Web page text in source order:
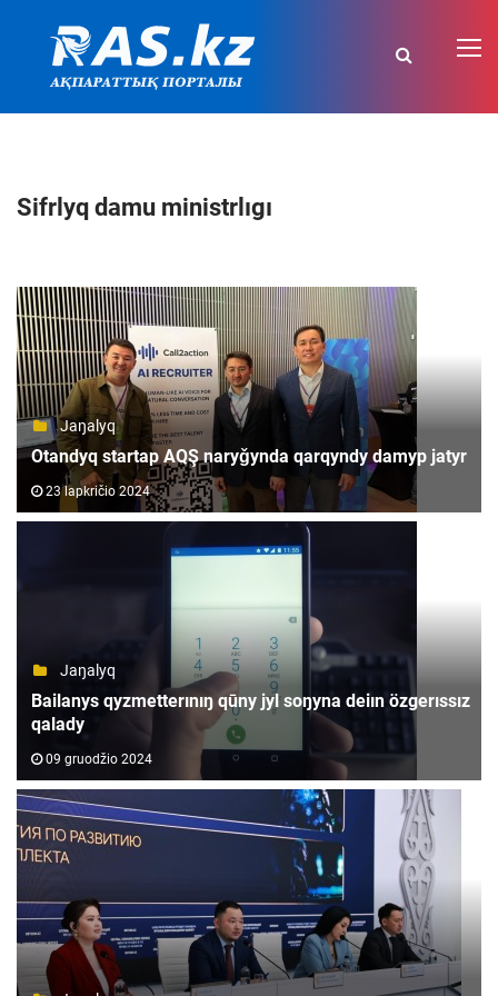
Sifrlyq damu ministrlıgı
Jaŋalyq
Otandyq startap AQŞ naryǧynda qarqyndy damyp jatyr
23 lapkričio 2024
Jaŋalyq
Bailanys qyzmetterınıŋ qūny jyl soŋyna deiın özgerıssız
qalady
09 gruodžio 2024